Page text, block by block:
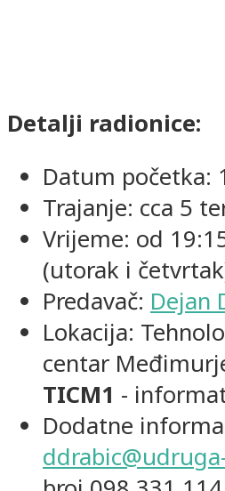
Detalji radionice:
Datum početka:
Trajanje: cca 5
Vrijeme: od
(utorak i
Predavač: Dejan
Lokacija:
centar
TICM1 -
Dodatne